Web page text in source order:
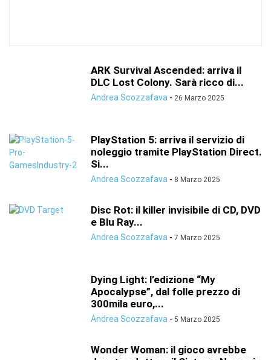
ARK Survival Ascended: arriva il
DLC Lost Colony. Sarà ricco di...
Andrea Scozzafava - 26 Marzo 2025
PlayStation 5: arriva il servizio di
noleggio tramite PlayStation Direct.
Si...
Andrea Scozzafava - 8 Marzo 2025
Disc Rot: il killer invisibile di CD, DVD
e Blu Ray...
Andrea Scozzafava - 7 Marzo 2025
Dying Light: l’edizione “My
Apocalypse”, dal folle prezzo di
300mila euro,...
Andrea Scozzafava - 5 Marzo 2025
Wonder Woman: il gioco avrebbe